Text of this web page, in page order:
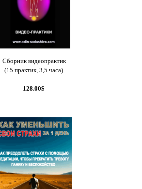
Сборник видеопрактик
(15 практик, 3,5 часа)
128.00$